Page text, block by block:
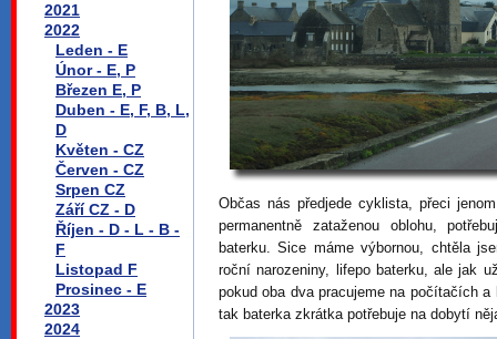
2021
2022
Leden - E
Únor - E, P
Březen E, P
Duben - E, F, B, L,
D
Květen - CZ
Červen - CZ
Srpen CZ
Září CZ - D
Říjen - D - L - B -
F
Listopad F
Prosinec - E
2023
2024
Občas nás předjede cyklista, přeci
permanentně zataženou oblohu,
baterku. Sice máme výbornou, chtěla
roční narozeniny, lifepo baterku, ale jak
pokud oba dva pracujeme na počítačích
tak baterka zkrátka potřebuje na dobytí